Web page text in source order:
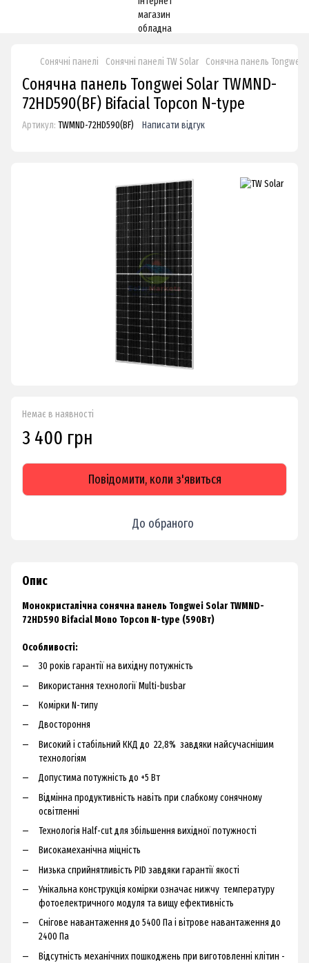
Сонячні панелі Сонячні панелі TW Solar Сонячна панель Tongwei
Сонячна панель Tongwei Solar TWMND-
72HD590(BF) Bifacial Topcon N-type
Артикул: TWMND-72HD590(BF) Написати відгук
Немає в наявності
3 400 грн
Повідомити, коли з'явиться
До обраного
Опис
Монокристалічна сонячна панель Tongwei Solar TWMND-
72HD590 Bifacial Mono Topcon N-type (590Вт)
Особливості:
30 років гарантії на вихідну потужність
Використання технології Multi-busbar
Комірки N-типу
Двостороння
Високий і стабільний ККД до 22,8% завдяки найсучаснішим
технологіям
Допустима потужність до +5 Вт
Відмінна продуктивність навіть при слабкому сонячному
освітленні
Технологія Half-cut для збільшення вихідної потужності
Високамеханічна міцність
Низька сприйнятливість PID завдяки гарантії якості
Унікальна конструкція комірки означає нижчу температуру
фотоелектричного модуля та вищу ефективність
Снігове навантаження до 5400 Па і вітрове навантаження до
2400 Па
Відсутність механічних пошкоджень при виготовленні клітин -